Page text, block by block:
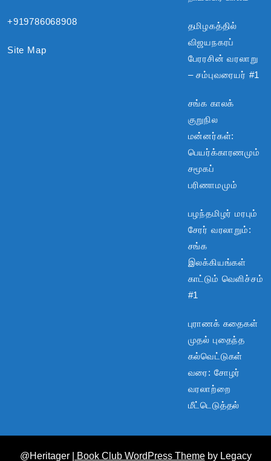
+919786068908
Site Map
தமிழகத்தில்
விஜயநகரப்
பேரரசின் வரலாறு
– சம்புவரையர் #1
சங்க காலக்
குறுநில
மன்னர்கள்:
பெயர்க்காரணமும்
சமூகப்
பரிணாமமும்
பழந்தமிழர் மரபும்
சேரர் வரலாறும்:
சங்க
இலக்கியங்கள்
காட்டும் வெளிச்சம்
#1
புராணக் கதைகள்
முதல் புதைந்த
கல்வெட்டுகள்
வரை: சோழர்
வரலாற்றை
மீட்டெடுத்தல்
@Heritager | Book Club WordPress Themeby Legacy